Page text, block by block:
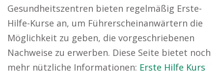
Gesundheitszentren bieten regelmäßig Erste-
Hilfe-Kurse an, um Führerscheinanwärtern die
Möglichkeit zu geben, die vorgeschriebenen
Nachweise zu erwerben. Diese Seite bietet noch
mehr nützliche Informationen: Erste Hilfe Kurs